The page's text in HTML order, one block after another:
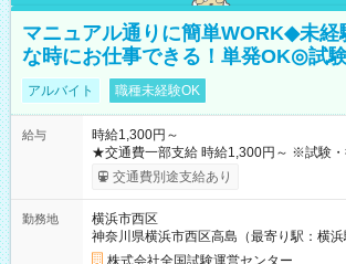
マニュアル通りに簡単WORK◆未経
な時にお仕事できる！単発OK◎試
アルバイト 職種未経験OK
給与
時給1,300円～
★交通費一部支給 時給1,300円～ ※試験・役割により手当あり
※勤務回数により昇給あり 【即給（前払
り！】 希望される場合、勤務から1週間ほ
例】 ・河合塾模擬試験 8:30～17:30（休憩
×8時間＝日収10,400円＋交通費 ※当日の
円の場合あり ・国家試験 7:00～13:30（
交通費別途支給あり
勤務地
横浜市西区
神奈川県横浜市西区高島（最寄り駅：横浜
株式会社全国試験運営センター